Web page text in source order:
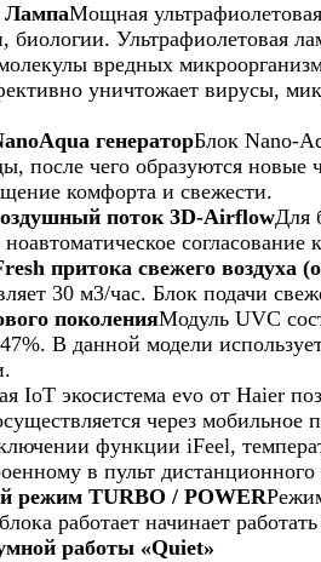
Мощная
биологии. Ультрафиолетовая
вредных
уничтожает вирусы,
генераторБлок Nano-
после чего образуются
комфорта и свежести.
поток 3D-AirflowДля
притока свежего воздуха
30 м3/час. Блок подачи
поколенияМодуль UVC
В данной модели
IoT экосистема evo от Haier
через мобильное
функции iFeel,
в пульт
режим TURBO / POWER
работает начинает
работы «Quiet»